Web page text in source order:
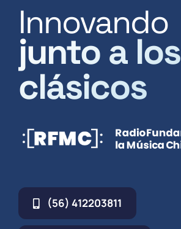
Innovando
junto a los
clásicos
(56) 412203811